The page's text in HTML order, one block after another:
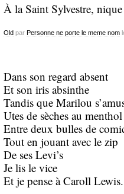
À la Saint Sylvestre,
Oldpar Personne ne porte le meme nom
Dans son regard absent
Et son iris absinthe
Tandis que Marilou
Utes de sèches au menthol
Entre deux bulles de
Tout en jouant avec le zip
De ses Levi’s
Je lis le vice
Et je pense à Caroll Lewis.